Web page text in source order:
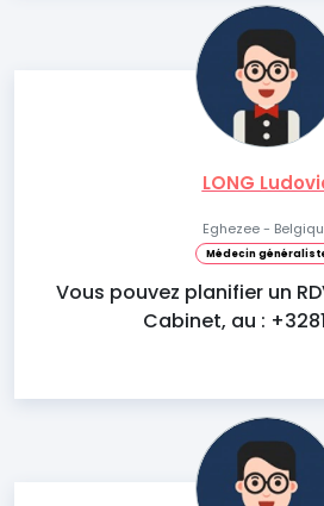
LONG
Eghezee -
Médecin
Vous pouvez planifier un
Cabinet, au :